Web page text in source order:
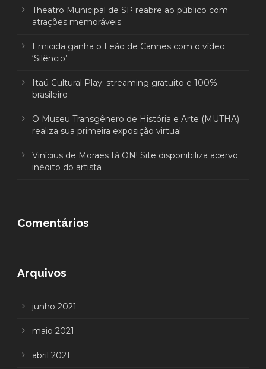
Theatro Municipal de SP reabre ao público com
atrações memoráveis
Emicida ganha o Leão de Cannes com o vídeo
‘Silêncio’
Itaú Cultural Play: streaming gratuito e 100%
brasileiro
O Museu Transgênero de História e Arte (MUTHA)
realiza sua primeira exposição virtual
Vinícius de Moraes tá ON! Site disponibiliza acervo
inédito do artista
Comentários
Arquivos
junho 2021
maio 2021
abril 2021